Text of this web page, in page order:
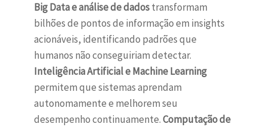
Big Data e análise de dadostransformam
bilhões de pontos de informação em insights
acionáveis, identificando padrões que
humanos não conseguiriam detectar.
Inteligência Artificial e Machine Learning
permitem que sistemas aprendam
autonomamente e melhorem seu
desempenho continuamente.Computação de